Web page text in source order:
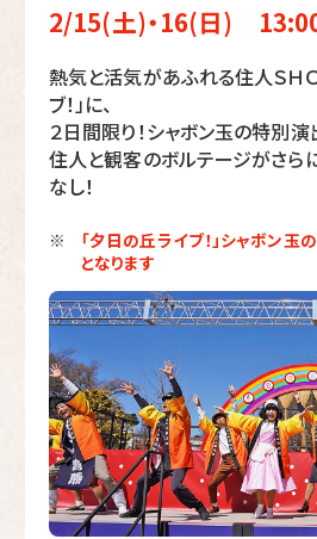
2/15(土)・16(日)
熱気と活気があふれる住人ＳＨ
ブ！」に、
２日間限り！シャボン玉の特別演
住人と観客のボルテージがさら
なし！
※
「夕日の丘ライブ！」シャボン玉
となります